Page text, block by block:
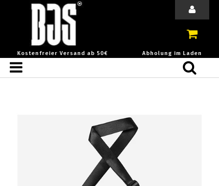
Kostenfreier Versand ab 50€ Abholung im Laden